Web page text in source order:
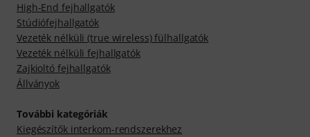
High-End fejhallgatók
Stúdiófejhallgatók
Vezeték nélküli (true wireless) fülhallgatók
Vezeték nélküli fejhallgatók
Zajkioltó fejhallgatók
Állványok
További kategóriák
Kiegészítők interkom-rendszerekhez